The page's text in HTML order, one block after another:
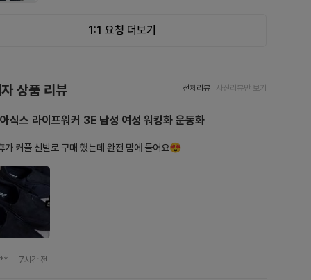
1:1 요청 더보기
상품 리뷰 전체리뷰 사진리뷰만 보기
아식스 라이프워커 3E 남성 여성 워킹화 운동화
가 커플 신발로 구매 했는데 완전 맘에 들어요😍
7시간 전